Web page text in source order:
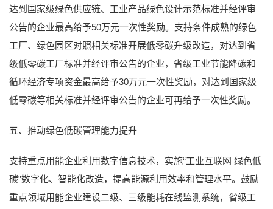
达到国家级绿色供应链、工业产品绿色设计示范标准并经评审
公告的企业最高给予50万元一次性奖励。支持条件成熟的绿色
工厂、绿色园区对照相关标准开展低零碳升级改造，对达到省
级低零碳工厂标准并经评审公告的企业，省级工业节能降碳和
循环经济专项资金最高给予30万元一次性奖励，对达到国家级
低零碳等相关标准并经评审公告的企业可再给予一次性奖励。
五、推动绿色低碳管理能力提升
支持重点用能企业利用数字信息技术，实施“工业互联网 绿色低
碳”数字化、智能化改造，提高能源利用效率和管理水平。鼓励
重点领域用能企业建设二级、三级能耗在线监测系统，省级工